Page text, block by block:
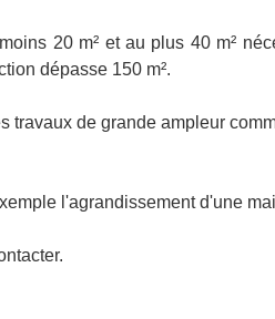
20 m² et au plus 40 m²
dépasse 150 m².
travaux de grande ampleur
l'agrandissement d'une